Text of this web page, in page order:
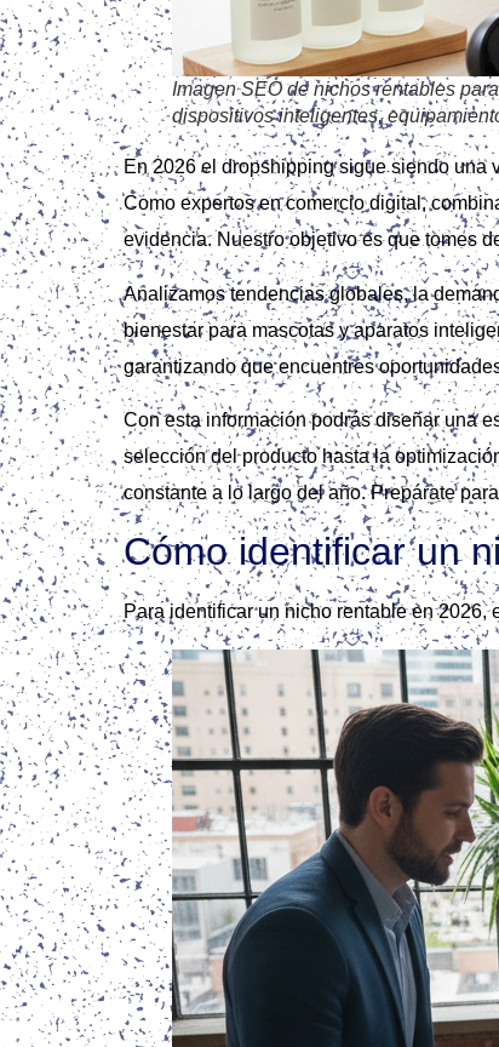
Imagen SEO de nichos rentables
dispositivos inteligentes,
En 2026 el dropshipping sigue siendo una
Como expertos en comercio digital,
evidencia. Nuestro objetivo es que tomes
Analizamos tendencias globales, la
bienestar para mascotas y aparatos
garantizando que encuentres
Con esta información podrás diseñar una
selección del producto hasta la
constante a lo largo del año. Prepárate
Cómo identificar un
Para identificar un nicho rentable en